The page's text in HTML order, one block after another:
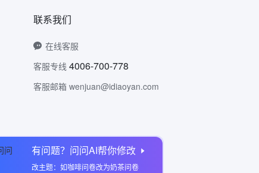
有问题？问问AI帮你修改
改主题：如咖啡问卷改为奶茶问卷
联系我们
在线客服
客服专线 4006-700-778
客服邮箱 wenjuan@idiaoyan.com
问卷网公众号